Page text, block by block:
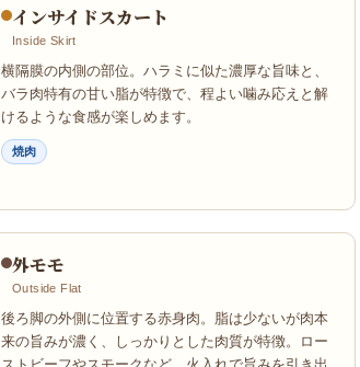
インサイドスカート
Inside Skirt
横隔膜の内側の部位。ハラミに似た濃厚な旨味と、
バラ肉特有の甘い脂が特徴で、程よい噛み応えと解
けるような食感が楽しめます。
焼肉
外モモ
Outside Flat
後ろ脚の外側に位置する赤身肉。脂は少ないが肉本
来の旨みが濃く、しっかりとした肉質が特徴。ロー